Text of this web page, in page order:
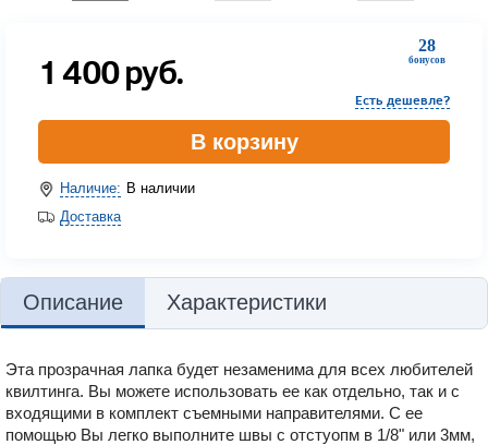
28
бонусов
1 400руб.
Есть дешевле?
В корзину
Наличие: В наличии
Доставка
Описание Характеристики
Эта прозрачная лапка будет незаменима для всех любителей
квилтинга. Вы можете использовать ее как отдельно, так и с
входящими в комплект съемными направителями. С ее
помощью Вы легко выполните швы с отстуопм в 1/8" или 3мм,